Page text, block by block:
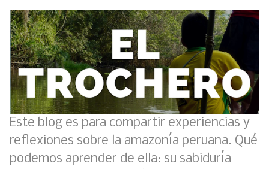
Este blog es para compartir experiencias y
reflexiones sobre la amazonía peruana. Qué
podemos aprender de ella: su sabiduría